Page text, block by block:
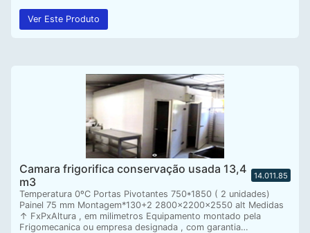
Ver Este Produto
Camara frigorifica conservação usada 13,4
m3
14.011.85
Temperatura 0ºC Portas Pivotantes 750*1850 ( 2 unidades)
Painel 75 mm Montagem*130+2 2800x2200x2550 alt Medidas
↑ FxPxAltura , em milimetros Equipamento montado pela
Frigomecanica ou empresa designada , com garantia…